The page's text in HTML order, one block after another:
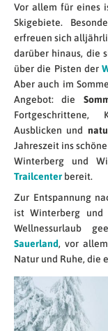
Vor allem für eines
Skigebiete.
erfreuen sich
darüber hinaus, die
über die Pisten der
Aber auch im
Angebot: die
Fortgeschrittene,
Ausblicken und
Jahreszeit ins
Winterberg und
Trailcenterbereit.
Zur Entspannung
ist Winterberg und
Wellnessurlaub
Sauerland, vor
Natur und Ruhe, die